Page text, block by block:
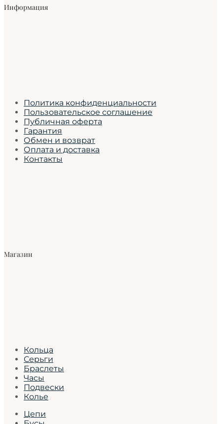
Информация
Политика конфиденциальности
Пользовательское соглашение
Публичная оферта
Гарантия
Обмен и возврат
Оплата и доставка
Контакты
Магазин
Кольца
Серьги
Браслеты
Часы
Подвески
Колье
Цепи